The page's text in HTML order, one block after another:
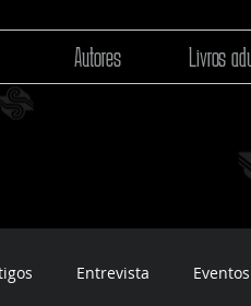
Autores Livros
Entrevista Eventos